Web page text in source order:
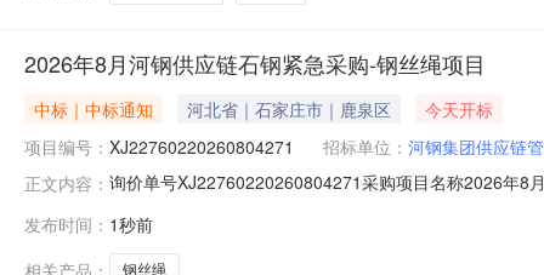
2026年8月河钢供应链石钢紧急采购-钢丝绳项目
中标｜中标通知 河北省｜石家庄市｜鹿泉区
今天开标
项目编号： XJ22760220260804271 招标单位： 河钢集团供应链
正文内容： 询价单号XJ22760220260804271采购项目名称2026年8
发布时间： 1秒前
相关产品：
钢丝绳